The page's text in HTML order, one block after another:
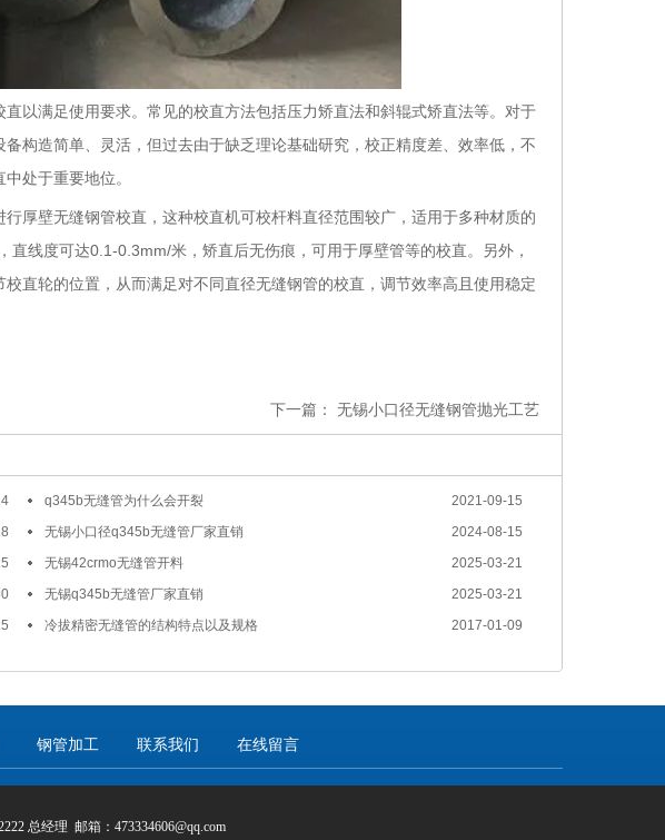
以满足使用要求。常见的校直方法包括压力矫直法和斜辊式矫直法等。对于
构造简单、灵活，但过去由于缺乏理论基础研究，校正精度差、效率低，不
处于重要地位。
壁无缝钢管校直，这种校直机可校杆料直径范围较广，适用于多种材质的
线度可达0.1-0.3mm/米，矫直后无伤痕，可用于厚壁管等的校直。另外，
直轮的位置，从而满足对不同直径无缝钢管的校直，调节效率高且使用稳定
下一篇： 无锡小口径无缝钢管抛光工艺
2021-09-15
q345b无缝管为什么会开裂
2024-08-15
无锡小口径q345b无缝管厂家直销
2025-03-21
无锡42crmo无缝管开料
2025-03-21
无锡q345b无缝管厂家直销
2017-01-09
冷拔精密无缝管的结构特点以及规格
钢管加工 联系我们 在线留言
总经理 邮箱：473334606@qq.com